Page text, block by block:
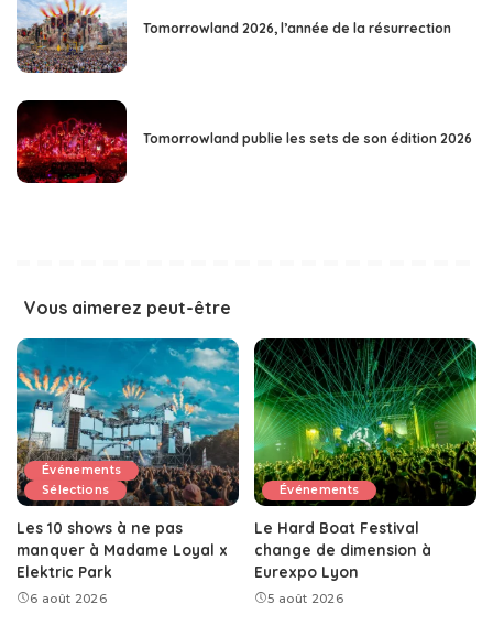
Tomorrowland 2026, l’année de la résurrection
Tomorrowland publie les sets de son édition 2026
Vous aimerez peut-être
Événements
Sélections
Les 10 shows à ne pas
manquer à Madame Loyal x
Elektric Park
6 août 2026
Événements
Le Hard Boat Festival
change de dimension à
Eurexpo Lyon
5 août 2026